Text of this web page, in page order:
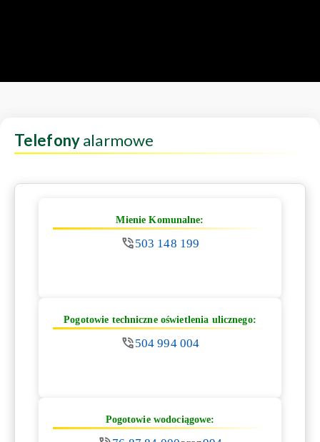
Telefonyalarmowe
Mienie Komunalne:
503 148 199
Pogotowie techniczne oświetlenia ulicznego:
504 994 004
Pogotowie wodociągowe: